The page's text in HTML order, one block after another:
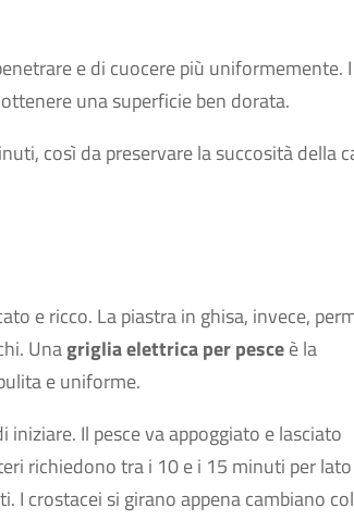
e di cuocere più uniformemente. I
una superficie ben dorata.
così da preservare la succosità della
e ricco. La piastra in ghisa, invece,
Unagriglia elettrica per pesceè la
e uniforme.
Il pesce va appoggiato e lasciato
richiedono tra i 10 e i 15 minuti per
I crostacei si girano appena cambiano